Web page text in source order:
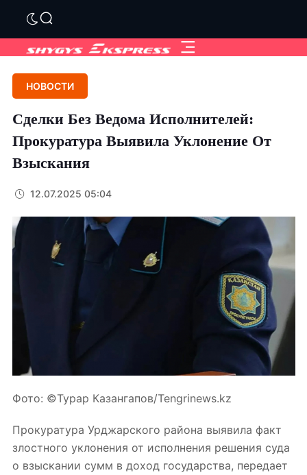
НОВОСТИ
Сделки Без Ведома Исполнителей:
Прокуратура Выявила Уклонение От
Взыскания
12.07.2025 05:04
Фото: ©️Турар Казангапов/Tengrinews.kz
Прокуратура Урджарского района выявила факт
злостного уклонения от исполнения решения суда
о взыскании сумм в доход государства, передает